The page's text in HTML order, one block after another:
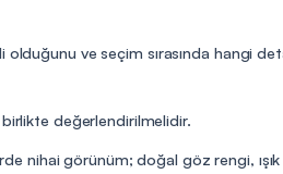
ve seçim sırasında hangi
değerlendirilmelidir.
nihai görünüm; doğal göz rengi,